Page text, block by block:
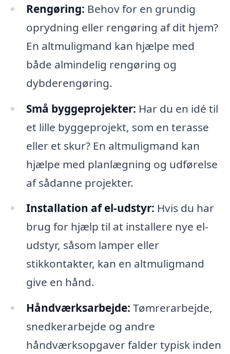
Rengøring: Behov for en grundig
oprydning eller rengøring af dit hjem?
En altmuligmand kan hjælpe med
både almindelig rengøring og
dybderengøring.
Små byggeprojekter: Har du en idé til
et lille byggeprojekt, som en terasse
eller et skur? En altmuligmand kan
hjælpe med planlægning og udførelse
af sådanne projekter.
Installation af el-udstyr: Hvis du har
brug for hjælp til at installere nye el-
udstyr, såsom lamper eller
stikkontakter, kan en altmuligmand
give en hånd.
Håndværksarbejde: Tømrerarbejde,
snedkerarbejde og andre
håndværksopgaver falder typisk inden